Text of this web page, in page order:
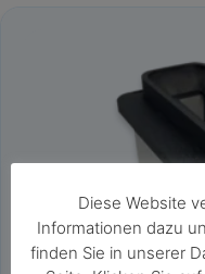
Diese Website
Informationen dazu
finden Sie in unserer